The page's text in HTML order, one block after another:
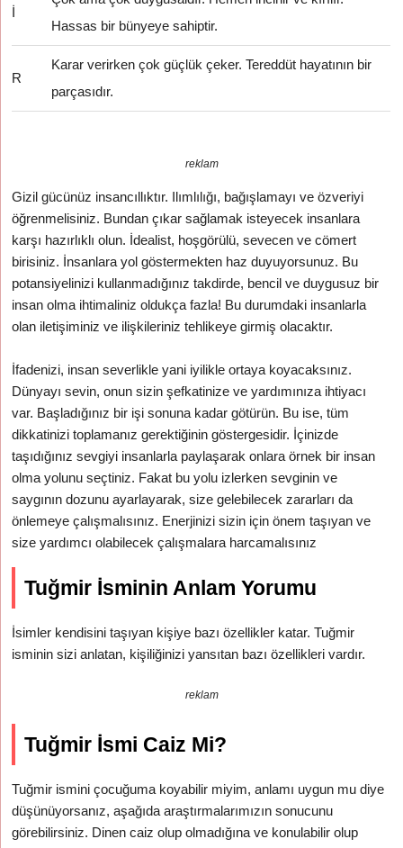
İ
Hassas bir bünyeye sahiptir.
R
Karar verirken çok güçlük çeker. Tereddüt hayatının bir
parçasıdır.
reklam
Gizil gücünüz insancıllıktır. Ilımlılığı, bağışlamayı ve özveriyi
öğrenmelisiniz. Bundan çıkar sağlamak isteyecek insanlara
karşı hazırlıklı olun. İdealist, hoşgörülü, sevecen ve cömert
birisiniz. İnsanlara yol göstermekten haz duyuyorsunuz. Bu
potansiyelinizi kullanmadığınız takdirde, bencil ve duygusuz bir
insan olma ihtimaliniz oldukça fazla! Bu durumdaki insanlarla
olan iletişiminiz ve ilişkileriniz tehlikeye girmiş olacaktır.
İfadenizi, insan severlikle yani iyilikle ortaya koyacaksınız.
Dünyayı sevin, onun sizin şefkatinize ve yardımınıza ihtiyacı
var. Başladığınız bir işi sonuna kadar götürün. Bu ise, tüm
dikkatinizi toplamanız gerektiğinin göstergesidir. İçinizde
taşıdığınız sevgiyi insanlarla paylaşarak onlara örnek bir insan
olma yolunu seçtiniz. Fakat bu yolu izlerken sevginin ve
saygının dozunu ayarlayarak, size gelebilecek zararları da
önlemeye çalışmalısınız. Enerjinizi sizin için önem taşıyan ve
size yardımcı olabilecek çalışmalara harcamalısınız
Tuğmir İsminin Anlam Yorumu
İsimler kendisini taşıyan kişiye bazı özellikler katar. Tuğmir
isminin sizi anlatan, kişiliğinizi yansıtan bazı özellikleri vardır.
reklam
Tuğmir İsmi Caiz Mi?
Tuğmir ismini çocuğuma koyabilir miyim, anlamı uygun mu diye
düşünüyorsanız, aşağıda araştırmalarımızın sonucunu
görebilirsiniz. Dinen caiz olup olmadığına ve konulabilir olup